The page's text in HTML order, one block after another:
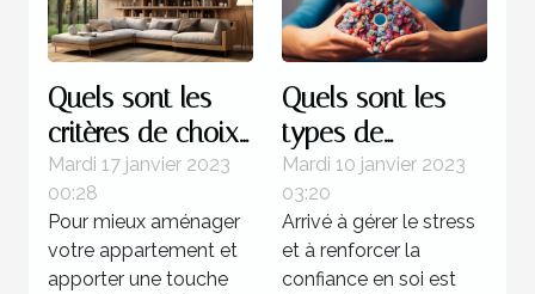
Quels sont les
critères de choix
d’une étagère
murale à livres ?
Mardi 17 janvier 2023
00:28
Pour mieux aménager
votre appartement et
apporter une touche
Quels sont les
types de
formation pour
devenir un
sophrologue ?
Mardi 10 janvier 2023
03:20
Arrivé à gérer le stress
et à renforcer la
confiance en soi est